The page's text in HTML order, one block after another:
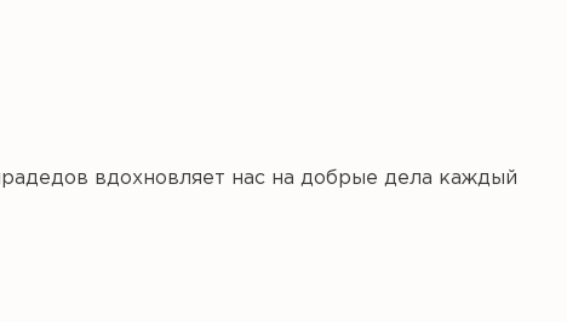
вдохновляет нас на добрые дела каждый